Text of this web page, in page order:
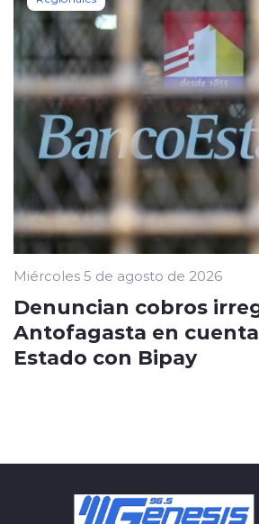
Miércoles 5 de agosto de 2026
Denuncian cobros
Antofagasta en
Estado con Bipay